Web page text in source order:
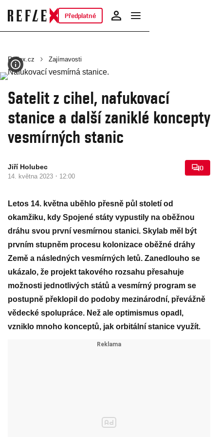
Předplatné
Reflex.cz Zajímavosti
Satelit z cihel, nafukovací
stanice a další zaniklé koncepty
vesmírných stanic
Jiří Holubec
14. května 2023 · 12:00
0
Letos 14. května uběhlo přesně půl století od
okamžiku, kdy Spojené státy vypustily na oběžnou
dráhu svou první vesmírnou stanici. Skylab měl být
prvním stupněm procesu kolonizace oběžné dráhy
Země a následných vesmírných letů. Zanedlouho se
ukázalo, že projekt takového rozsahu přesahuje
možnosti jednotlivých států a vesmírný program se
postupně překlopil do podoby mezinárodní, převážně
vědecké spolupráce. Než ale optimismus opadl,
vzniklo mnoho konceptů, jak orbitální stanice využít.